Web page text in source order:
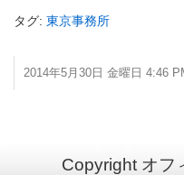
タグ: 東京事務所
2014年5月30日 金曜日 4:46
Copyright オ